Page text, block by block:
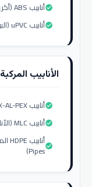
أنابيب ABS (أكريلونيتريل بوتادين ستايرين)check_circle
أنابيب uPVC (البولي فينيل كلوريد غير الملدن)check_circle
الأنابيب المركبة
أنابيب PEX-AL-PEX (البولي إيثيلين المتشابك مع الألومنيوم)check_circle
أنابيب MLC (الأنابيب المركبة متعددة الطبقات) (MLC Pipes)check_circle
Pipes)check_circle